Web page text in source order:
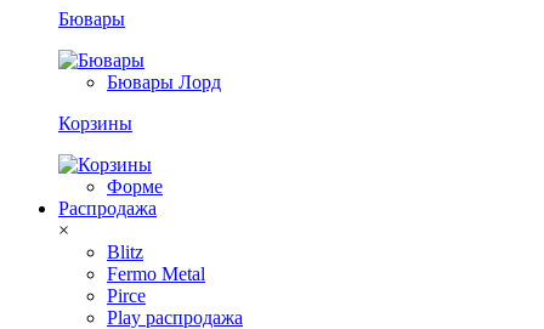
Бювары
Бювары Лорд
Корзины
Форме
Распродажа
×
Blitz
Fermo Metal
Pirce
Play распродажа